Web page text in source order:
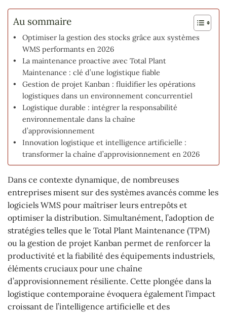
Au sommaire
Optimiser la gestion des stocks grâce aux systèmes
WMS performants en 2026
La maintenance proactive avec Total Plant
Maintenance : clé d’une logistique fiable
Gestion de projet Kanban : fluidifier les opérations
logistiques dans un environnement concurrentiel
Logistique durable : intégrer la responsabilité
environnementale dans la chaîne
d’approvisionnement
Innovation logistique et intelligence artificielle :
transformer la chaîne d’approvisionnement en 2026
Dans ce contexte dynamique, de nombreuses
entreprises misent sur des systèmes avancés comme les
logiciels WMS pour maîtriser leurs entrepôts et
optimiser la distribution. Simultanément, l’adoption de
stratégies telles que le Total Plant Maintenance (TPM)
ou la gestion de projet Kanban permet de renforcer la
productivité et la fiabilité des équipements industriels,
éléments cruciaux pour une chaîne
d’approvisionnement résiliente. Cette plongée dans la
logistique contemporaine évoquera également l’impact
croissant de l’intelligence artificielle et des